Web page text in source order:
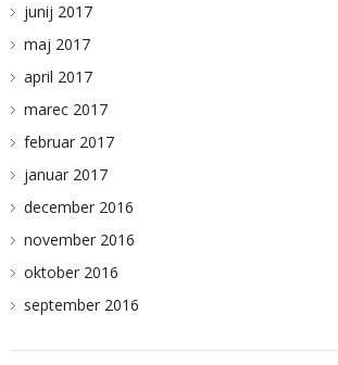
junij 2017
maj 2017
april 2017
marec 2017
februar 2017
januar 2017
december 2016
november 2016
oktober 2016
september 2016